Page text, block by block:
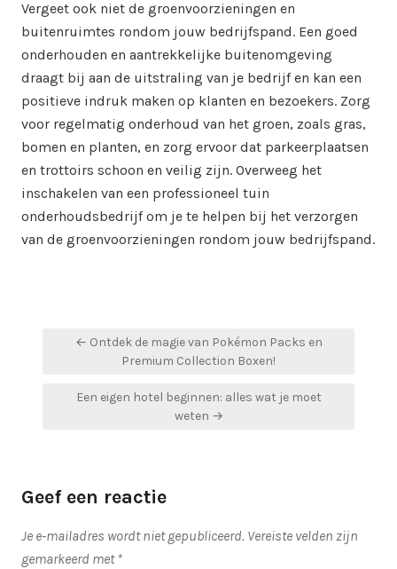
Vergeet ook niet de groenvoorzieningen en
buitenruimtes rondom jouw bedrijfspand. Een goed
onderhouden en aantrekkelijke buitenomgeving
draagt bij aan de uitstraling van je bedrijf en kan een
positieve indruk maken op klanten en bezoekers. Zorg
voor regelmatig onderhoud van het groen, zoals gras,
bomen en planten, en zorg ervoor dat parkeerplaatsen
en trottoirs schoon en veilig zijn. Overweeg het
inschakelen van een professioneel tuin
onderhoudsbedrijf om je te helpen bij het verzorgen
van de groenvoorzieningen rondom jouw bedrijfspand.
Bericht
navigatie
← Ontdek de magie van Pokémon Packs en
Premium Collection Boxen!
Een eigen hotel beginnen: alles wat je moet
weten →
Geef een reactie
Je e-mailadres wordt niet gepubliceerd. Vereiste velden zijn
gemarkeerd met *